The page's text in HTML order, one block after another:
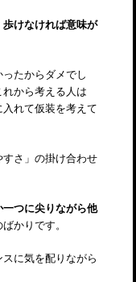
歩けなければ意味が
たからダメでし
から考える人は
れて仮装を考えて
さ」の掛け合わせ
一つに尖りながら他
かりです。
に気を配りながら